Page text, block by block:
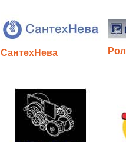
СантехНева